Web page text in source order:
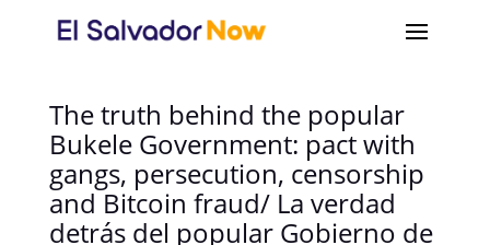
The truth behind the popular
Bukele Government: pact with
gangs, persecution, censorship
and Bitcoin fraud/ La verdad
detrás del popular Gobierno de